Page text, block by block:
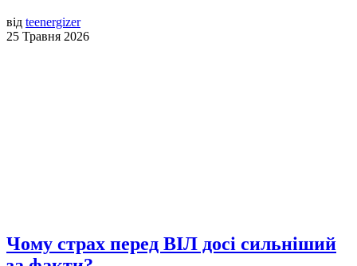
від teenergizer
25 Травня 2026
Чому страх перед ВІЛ досі сильніший